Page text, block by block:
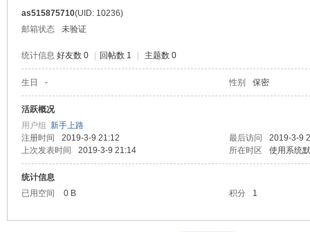
as515875710(UID: 10236)
邮箱状态
未验证
统计信息 好友数 0 回帖数 1 主题数 0
生日 - 性别 保密
活跃概况
用户组 新手上路
注册时间
2019-3-9 21:12 最后访问
2019-3-9
上次发表时间
2019-3-9 21:14 所在时区 使用系统
统计信息
已用空间
0 B 积分 1